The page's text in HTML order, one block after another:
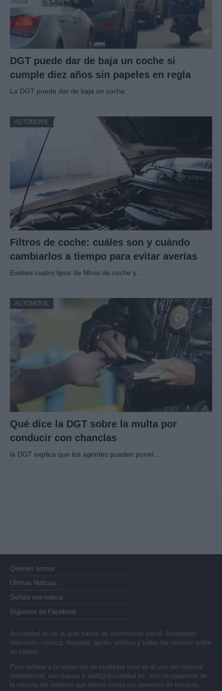
DGT puede dar de baja un coche si
cumple diez años sin papeles en regla
La DGT puede dar de baja un coche…
AUTOMOVIL
Filtros de coche: cuáles son y cuándo
cambiarlos a tiempo para evitar averías
Existen cuatro tipos de filtros de coche y…
AUTOMOVIL
Qué dice la DGT sobre la multa por
conducir con chanclas
la DGT explica que los agentes pueden poner…
Quienes somos
Últimas Noticias
Señala una noticia
Síguenos en Facebook
Actualidad.es es la gran fuente de información social. Actualidad,
televisión, crónica, deportes, gente, política y todas las noticias sobre
su ciudad.
Para señalar a la redacción de cualquier error en el uso del material
confidencial, escríbanos a staff@actualidad.es : nos ocuparemos de
la retirada del material que atenta contra los derechos de terceros.